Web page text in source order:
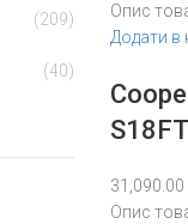
(209)
(40)
Опис
Додати в
31,090.00
Опис